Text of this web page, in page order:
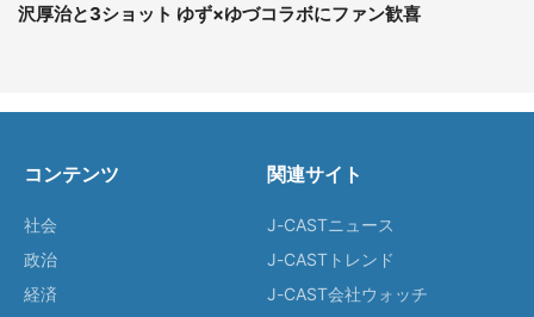
沢厚治と3ショット ゆず×ゆづコラボにファン歓喜
コンテンツ
社会
政治
経済
関連サイト
J-CASTニュース
J-CASTトレンド
J-CAST会社ウォッチ